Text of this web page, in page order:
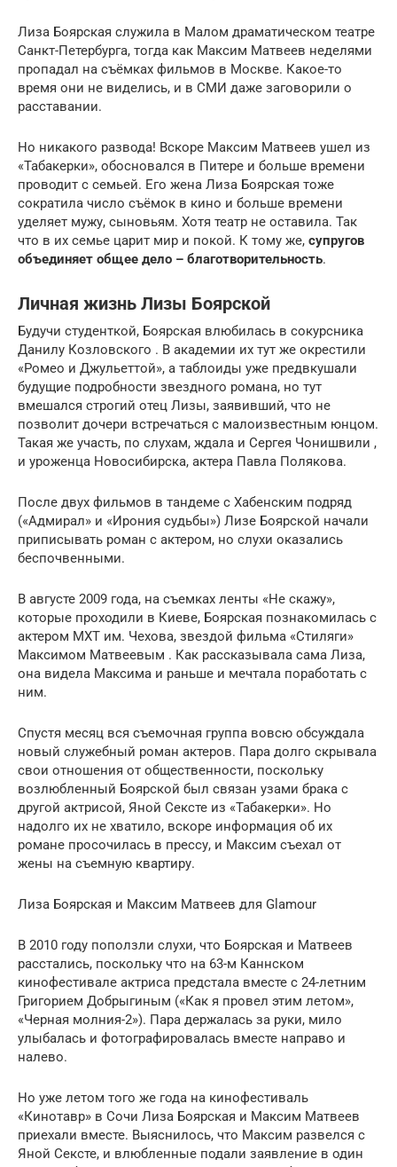
Лиза Боярская служила в Малом драматическом театре
Санкт-Петербурга, тогда как Максим Матвеев неделями
пропадал на съёмках фильмов в Москве. Какое-то
время они не виделись, и в СМИ даже заговорили о
расставании.
Но никакого развода! Вскоре Максим Матвеев ушел из
«Табакерки», обосновался в Питере и больше времени
проводит с семьей. Его жена Лиза Боярская тоже
сократила число съёмок в кино и больше времени
уделяет мужу, сыновьям. Хотя театр не оставила. Так
что в их семье царит мир и покой. К тому же, супругов
объединяет общее дело – благотворительность.
Личная жизнь Лизы Боярской
Будучи студенткой, Боярская влюбилась в сокурсника
Данилу Козловского . В академии их тут же окрестили
«Ромео и Джульеттой», а таблоиды уже предвкушали
будущие подробности звездного романа, но тут
вмешался строгий отец Лизы, заявивший, что не
позволит дочери встречаться с малоизвестным юнцом.
Такая же участь, по слухам, ждала и Сергея Чонишвили ,
и уроженца Новосибирска, актера Павла Полякова.
После двух фильмов в тандеме с Хабенским подряд
(«Адмирал» и «Ирония судьбы») Лизе Боярской начали
приписывать роман с актером, но слухи оказались
беспочвенными.
В августе 2009 года, на съемках ленты «Не скажу»,
которые проходили в Киеве, Боярская познакомилась с
актером МХТ им. Чехова, звездой фильма «Стиляги»
Максимом Матвеевым . Как рассказывала сама Лиза,
она видела Максима и раньше и мечтала поработать с
ним.
Спустя месяц вся съемочная группа вовсю обсуждала
новый служебный роман актеров. Пара долго скрывала
свои отношения от общественности, поскольку
возлюбленный Боярской был связан узами брака с
другой актрисой, Яной Сексте из «Табакерки». Но
надолго их не хватило, вскоре информация об их
романе просочилась в прессу, и Максим съехал от
жены на съемную квартиру.
Лиза Боярская и Максим Матвеев для Glamour
В 2010 году поползли слухи, что Боярская и Матвеев
расстались, поскольку что на 63-м Каннском
кинофестивале актриса предстала вместе с 24-летним
Григорием Добрыгиным («Как я провел этим летом»,
«Черная молния-2»). Пара держалась за руки, мило
улыбалась и фотографировалась вместе направо и
налево.
Но уже летом того же года на кинофестиваль
«Кинотавр» в Сочи Лиза Боярская и Максим Матвеев
приехали вместе. Выяснилось, что Максим развелся с
Яной Сексте, и влюбленные подали заявление в один